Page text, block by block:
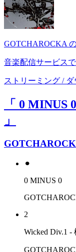
GOTCHAROCKA
音楽配信サービスで
ストリーミング / ダ
「 0 MINUS
」
⚫︎
0 MINUS 0
2
Wicked Div.1 -